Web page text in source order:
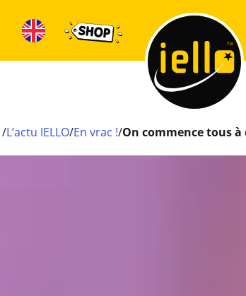
/L’actu IELLO/En vrac !/On commence tous